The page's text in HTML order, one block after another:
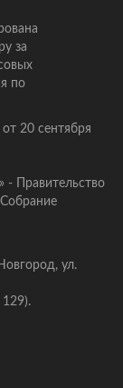
за
по
20 сентября
- Правительство
ул.